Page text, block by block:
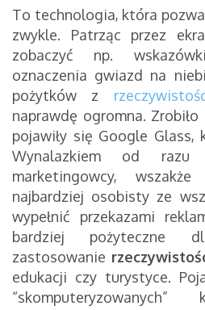
To technologia, która
zwykle. Patrząc przez
zobaczyć np.
oznaczenia gwiazd na
pożytków z
naprawdę ogromna.
pojawiły się Google Glass,
Wynalazkiem od razu
marketingowcy,
najbardziej osobisty ze
wypełnić przekazami
bardziej pożyteczne
zastosowanie
edukacji czy turystyce.